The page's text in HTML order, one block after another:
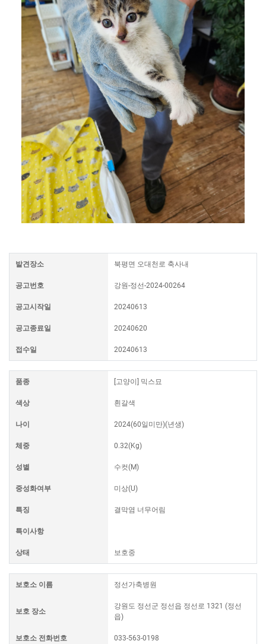
발견장소 북평면 오대천로 축사내
공고번호 강원-정선-2024-00264
공고시작일 20240613
공고종료일 20240620
접수일 20240613
품종 [고양이] 믹스묘
색상 흰갈색
나이 2024(60일미만)(년생)
체중 0.32(Kg)
성별 수컷(M)
중성화여부 미상(U)
특징 결막염 너무어림
특이사항
상태 보호중
보호소 이름 정선가축병원
보호 장소
강원도 정선군 정선읍 정선로 1321 (정선
읍)
보호소 전화번호 033-563-0198